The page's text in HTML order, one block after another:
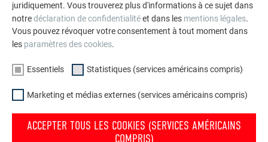
L’ENTREPRISE FAMILIALE | PREFA
À propos de nous
Offres d’emploi
Presse
Conformité
NOUS VOUS OFFRONS NOTRE AIDE
Questions & Réponses
Commander des prospectus
Contact
juridiquement. Vous trouverez plus d'informations à ce sujet dans
notredéclaration de confidentialitéet dans les mentions légales.
Vous pouvez révoquer votre consentement à tout moment dans
les paramètres des cookies.
Essentiels Statistiques (services américains compris)
Marketing et médias externes (services américains compris)
ACCEPTER TOUS LES COOKIES (SERVICES AMÉRICAINS
COMPRIS)